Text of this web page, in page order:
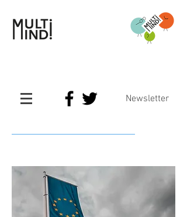
Newsletter